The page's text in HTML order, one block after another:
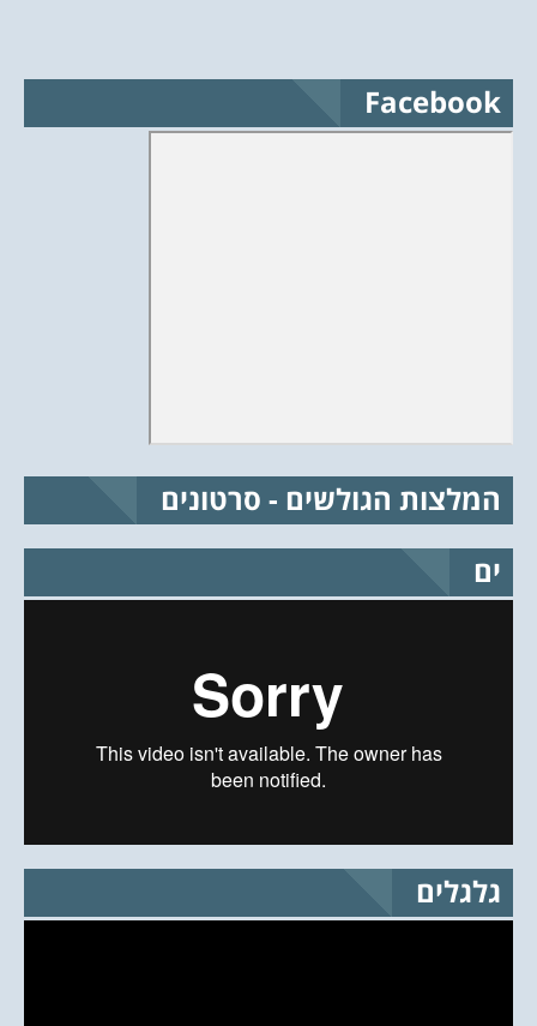
Facebook
המלצות הגולשים - סרטונים
ים
גלגלים